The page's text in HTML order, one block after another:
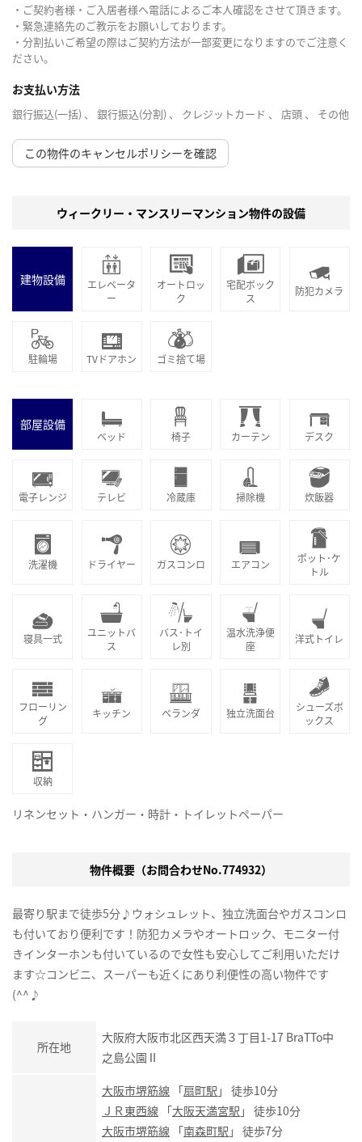
・ご契約者様・ご入居者様へ電話によるご本人確認をさせて頂きます。
・緊急連絡先のご教示をお願いしております。
・分割払いご希望の際はご契約方法が一部変更になりますのでご注意く
ださい。
お支払い方法
銀行振込(一括) 、 銀行振込(分割) 、 クレジットカード 、 店頭 、 その他
この物件のキャンセルポリシーを確認
ウィークリー・マンスリーマンション物件の設備
建物設備
エレベータ
ー
オートロッ
ク
宅配ボック
ス
防犯カメラ
駐輪場 TVドアホン ゴミ捨て場
部屋設備
ベッド 椅子 カーテン デスク
電子レンジ テレビ 冷蔵庫 掃除機 炊飯器
洗濯機 ドライヤー ガスコンロ エアコン
ポット･ケ
トル
寝具一式
ユニットバ
ス
バス･トイ
レ別
温水洗浄便
座
洋式トイレ
フローリン
グ
キッチン ベランダ 独立洗面台
シューズボ
ックス
収納
リネンセット・ハンガー・時計・トイレットペーパー
物件概要（お問合わせNo.774932）
最寄り駅まで徒歩5分♪ウォシュレット、独立洗面台やガスコンロ
も付いており便利です！防犯カメラやオートロック、モニター付
きインターホンも付いているので女性も安心してご利用いただけ
ます☆コンビニ、スーパーも近くにあり利便性の高い物件です
(^^♪
所在地
大阪府大阪市北区西天満３丁目1-17 BraTTo中
之島公園Ⅱ
大阪市堺筋線 「扇町駅 」 徒歩10分
ＪＲ東西線 「大阪天満宮駅 」 徒歩10分
大阪市堺筋線 「南森町駅 」 徒歩7分